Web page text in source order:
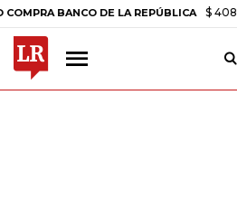
BANCO DE LA REPÚBLICA $ 408.498,97